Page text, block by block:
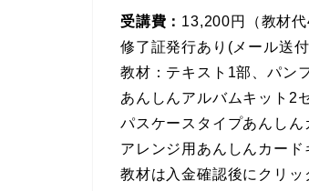
受講費： 13,200円（教材
修了証発行あり(メール送付
教材：テキスト1部、パン
あんしんアルバムキット2
パスケースタイプあんしん
アレンジ用あんしんカード
教材は入金確認後にクリッ